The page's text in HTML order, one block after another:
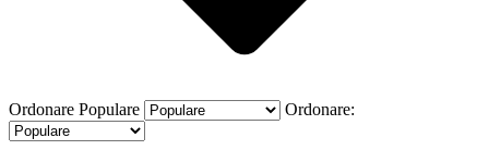
Ordonare Populare Ordonare: